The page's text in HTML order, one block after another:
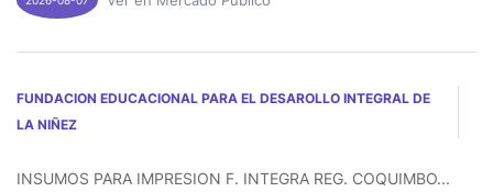
FUNDACION EDUCACIONAL PARA EL DESAROLLO INTEGRAL DE
LA NIÑEZ
INSUMOS PARA IMPRESION F. INTEGRA REG. COQUIMBO...